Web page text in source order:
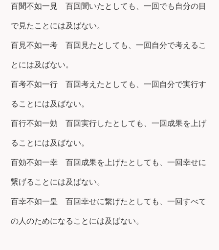
百聞不如一見 百回聞いたとしても、一回でも自分の目
で見たことには及ばない。
百見不如一考 百回見たとしても、一回自分で考えるこ
とには及ばない。
百考不如一行 百回考えたとしても、一回自分で実行す
ることには及ばない。
百行不如一効 百回実行したとしても、一回成果を上げ
ることには及ばない。
百効不如一幸 百回成果を上げたとしても、一回幸せに
繋げることには及ばない。
百幸不如一皇 百回幸せに繋げたとしても、一回すべて
の人のためになることには及ばない。